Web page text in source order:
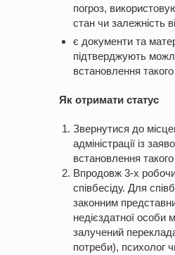
погроз,
стан чи залежність
є документи та
підтверджують
встановлення
Як отримати статус
Звернутися до
адміністрації із
встановлення
Впродовж 3-х
співбесіду. Для
законним
недієздатної особи
залучений
потреби), психолог